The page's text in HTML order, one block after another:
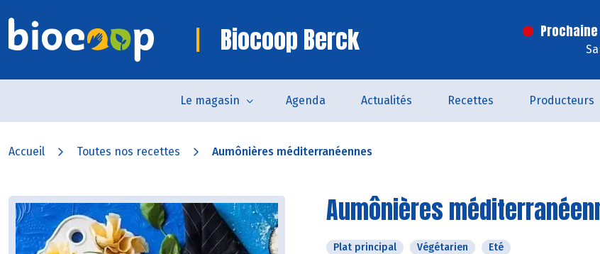
Biocoop Berck
Le magasin Agenda Actualités Recettes Producteurs
Accueil Toutes nos recettes Aumônières méditerranéennes
Aumônières
Plat principal Végétarien Eté